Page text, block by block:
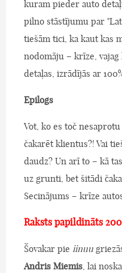
kuram pieder auto
pilno stāstījumu par
tiešām tici, ka kaut kas
nodomāju – krīze,
detaļas, izrādījās ar
Epilogs
Vot, ko es toč
čakarēt klientus?! Vai
daudz? Un arī to – kā
uz grunti, bet šitādi
Secinājums – krīze
Raksts papildināts
Šovakar pie iinuu
Andris Miemis , lai